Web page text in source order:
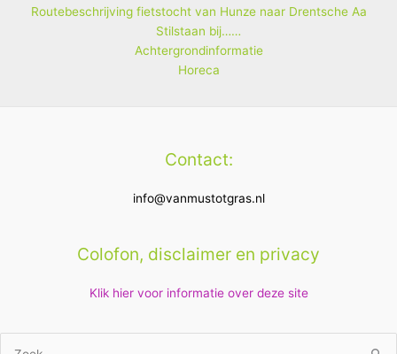
Routebeschrijving fietstocht van Hunze naar Drentsche Aa
Stilstaan bij……
Achtergrondinformatie
Horeca
Contact:
info@vanmustotgras.nl
Colofon, disclaimer en privacy
Klik hier voor informatie over deze site